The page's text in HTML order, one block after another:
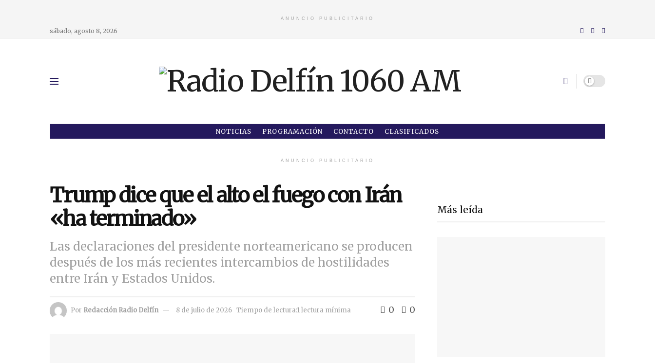
ANUNCIO PUBLICITARIO
sábado, agosto 8, 2026
NOTICIAS PROGRAMACIÓN CONTACTO CLASIFICADOS
ANUNCIO PUBLICITARIO
Trump dice que el alto el fuego con Irán
«ha terminado»
Las declaraciones del presidente norteamericano se producen
después de los más recientes intercambios de hostilidades
entre Irán y Estados Unidos.
Por Redacción Radio Delfín 8 de julio de 2026 Tiempo de lectura:1 lectura mínima 0 0
Más leída